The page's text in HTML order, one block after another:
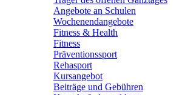
Angebote an Schulen
Wochenendangebote
Fitness & Health
Fitness
Präventionssport
Rehasport
Kursangebot
Beiträge und Gebühren